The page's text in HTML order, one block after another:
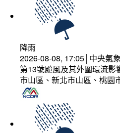
降雨
2026-08-08, 17:05│中央氣
第13號颱風及其外圍環流
市山區、新北市山區、桃園